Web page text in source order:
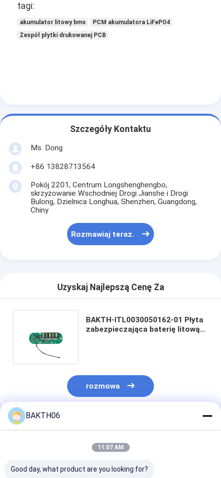
tagi:
akumulator litowy bms
PCM akumulatora LiFePO4
Zespół płytki drukowanej PCB
Szczegóły Kontaktu
Ms. Dong
+86 13828713564
Pokój 2201, Centrum Longshenghengbo,
skrzyżowanie Wschodniej Drogi Jianshe i Drogi
Bulong, Dzielnica Longhua, Shenzhen, Guangdong,
Chiny
Rozmawiaj teraz.
Uzyskaj Najlepszą Cenę Za
BAKTH-ITL0030050162-01 Płyta
zabezpieczająca baterię litową
rozmowa
Polecane Produkty
BAKTH06
11:07 AM
Good day, what product are you looking for?